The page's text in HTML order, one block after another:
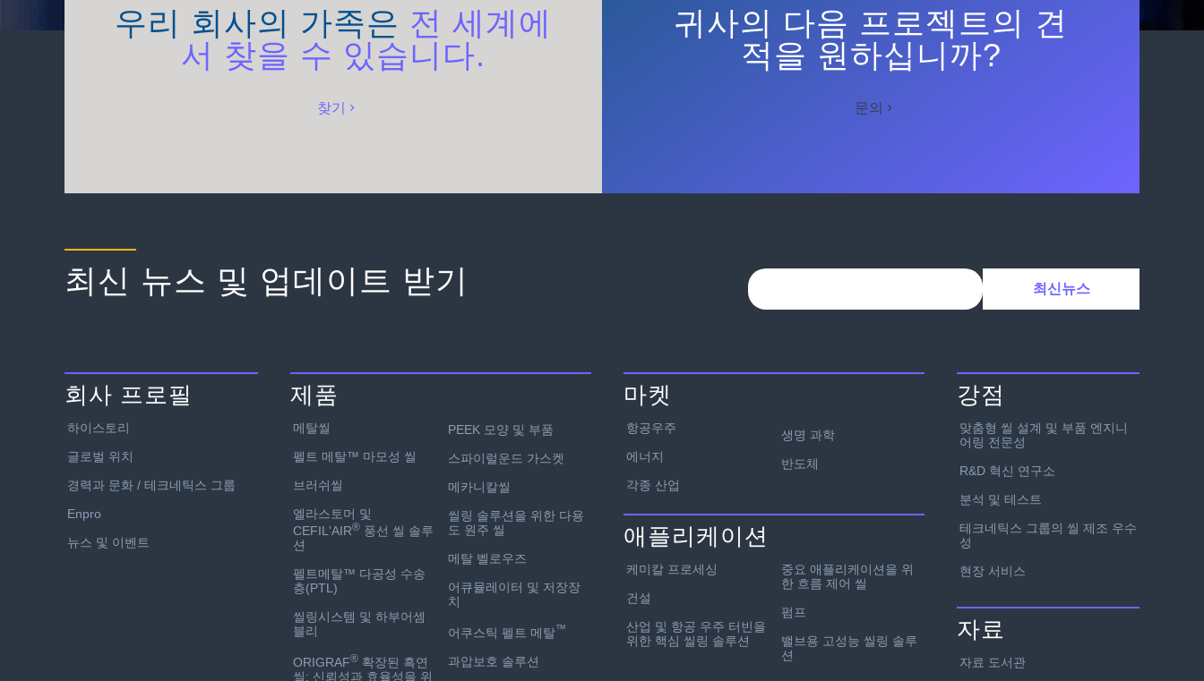
우리 회사의 가족은 전 세계에
서 찾을 수 있습니다.
찾기
귀사의 다음 프로젝트의 견
적을 원하십니까?
문의
최신 뉴스 및 업데이트 받기
회사 프로필
하이스토리
글로벌 위치
경력과 문화 / 테크네틱스 그룹
Enpro
뉴스 및 이벤트
제품
메탈씰
펠트 메탈™ 마모성 씰
브러쉬씰
엘라스토머 및
CEFIL'AIR® 풍선 씰 솔루
션
펠트메탈™ 다공성 수송
층(PTL)
씰링시스템 및 하부어셈
블리
ORIGRAF® 확장된 흑연
씰: 신뢰성과 효율성을 위
PEEK 모양 및 부품
스파이럴운드 가스켓
메카니칼씰
씰링 솔루션을 위한 다용
도 원주 씰
메탈 벨로우즈
어큐뮬레이터 및 저장장
치
어쿠스틱 펠트 메탈™
과압보호 솔루션
마켓
항공우주
에너지
각종 산업
생명 과학
반도체
애플리케이션
케미칼 프로세싱
건설
산업 및 항공 우주 터빈을
위한 핵심 씰링 솔루션
중요 애플리케이션을 위
한 흐름 제어 씰
펌프
밸브용 고성능 씰링 솔루
션
강점
맞춤형 씰 설계 및 부품 엔지니
어링 전문성
R&D 혁신 연구소
분석 및 테스트
테크네틱스 그룹의 씰 제조 우수
성
현장 서비스
자료
자료 도서관